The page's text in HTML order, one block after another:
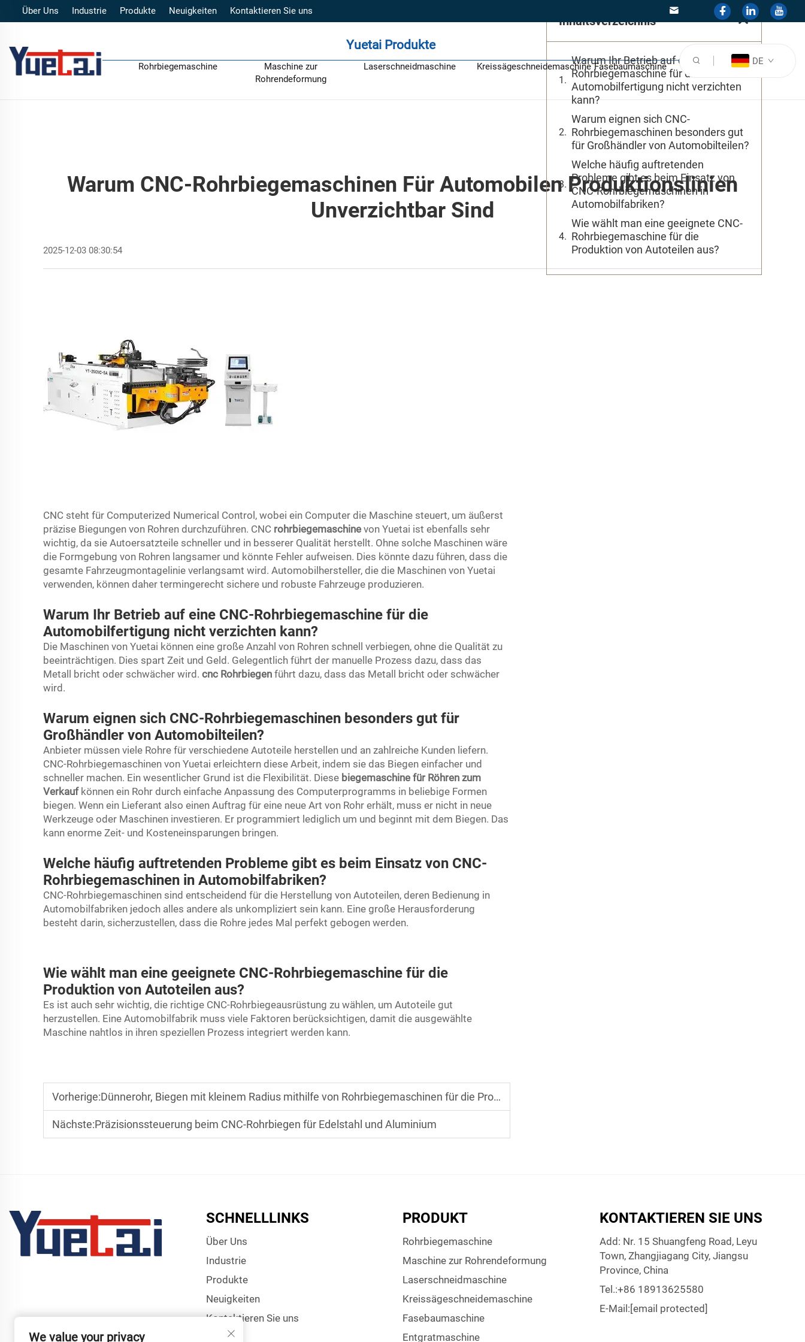
Über Uns Industrie Produkte Neuigkeiten Kontaktieren Sie uns
Yuetai Produkte
Rohrbiegemaschine
Maschine zur
Rohrendeformung
Laserschneidmaschine Kreissägeschneidemaschine Fasebaumaschine DE
Warum CNC-Rohrbiegemaschinen Für Automobilen Produktionslinien
Unverzichtbar Sind
2025-12-03 08:30:54
CNC steht für Computerized Numerical Control, wobei ein Computer die Maschine steuert, um äußerst
präzise Biegungen von Rohren durchzuführen. CNC rohrbiegemaschine von Yuetai ist ebenfalls sehr
wichtig, da sie Autoersatzteile schneller und in besserer Qualität herstellt. Ohne solche Maschinen wäre
die Formgebung von Rohren langsamer und könnte Fehler aufweisen. Dies könnte dazu führen, dass die
gesamte Fahrzeugmontagelinie verlangsamt wird. Automobilhersteller, die die Maschinen von Yuetai
verwenden, können daher termingerecht sichere und robuste Fahrzeuge produzieren.
Warum Ihr Betrieb auf eine CNC-Rohrbiegemaschine für die
Automobilfertigung nicht verzichten kann?
Die Maschinen von Yuetai können eine große Anzahl von Rohren schnell verbiegen, ohne die Qualität zu
beeinträchtigen. Dies spart Zeit und Geld. Gelegentlich führt der manuelle Prozess dazu, dass das
Metall bricht oder schwächer wird. cnc Rohrbiegen führt dazu, dass das Metall bricht oder schwächer
wird.
Warum eignen sich CNC-Rohrbiegemaschinen besonders gut für
Großhändler von Automobilteilen?
Anbieter müssen viele Rohre für verschiedene Autoteile herstellen und an zahlreiche Kunden liefern.
CNC-Rohrbiegemaschinen von Yuetai erleichtern diese Arbeit, indem sie das Biegen einfacher und
schneller machen. Ein wesentlicher Grund ist die Flexibilität. Diese biegemaschine für Röhren zum
Verkauf können ein Rohr durch einfache Anpassung des Computerprogramms in beliebige Formen
biegen. Wenn ein Lieferant also einen Auftrag für eine neue Art von Rohr erhält, muss er nicht in neue
Werkzeuge oder Maschinen investieren. Er programmiert lediglich um und beginnt mit dem Biegen. Das
kann enorme Zeit- und Kosteneinsparungen bringen.
Welche häufig auftretenden Probleme gibt es beim Einsatz von CNC-
Rohrbiegemaschinen in Automobilfabriken?
CNC-Rohrbiegemaschinen sind entscheidend für die Herstellung von Autoteilen, deren Bedienung in
Automobilfabriken jedoch alles andere als unkompliziert sein kann. Eine große Herausforderung
besteht darin, sicherzustellen, dass die Rohre jedes Mal perfekt gebogen werden.
Wie wählt man eine geeignete CNC-Rohrbiegemaschine für die
Produktion von Autoteilen aus?
Es ist auch sehr wichtig, die richtige CNC-Rohrbiegeausrüstung zu wählen, um Autoteile gut
herzustellen. Eine Automobilfabrik muss viele Faktoren berücksichtigen, damit die ausgewählte
Maschine nahtlos in ihren speziellen Prozess integriert werden kann.
Vorherige:Dünnerohr, Biegen mit kleinem Radius mithilfe von Rohrbiegemaschinen für die Produktion von Klimaanlagenleitungen im Automobilbereich
Nächste:Präzisionssteuerung beim CNC-Rohrbiegen für Edelstahl und Aluminium
Inhaltsverzeichnis
Warum Ihr Betrieb auf eine CNC-
Rohrbiegemaschine für die
Automobilfertigung nicht verzichten
kann?
Warum eignen sich CNC-
Rohrbiegemaschinen besonders gut
für Großhändler von Automobilteilen?
Welche häufig auftretenden
Probleme gibt es beim Einsatz von
CNC-Rohrbiegemaschinen in
Automobilfabriken?
Wie wählt man eine geeignete CNC-
Rohrbiegemaschine für die
Produktion von Autoteilen aus?
SCHNELLLINKS
Über Uns
Industrie
Produkte
Neuigkeiten
Kontaktieren Sie uns
PRODUKT
Rohrbiegemaschine
Maschine zur Rohrendeformung
Laserschneidmaschine
Kreissägeschneidemaschine
Fasebaumaschine
Entgratmaschine
KONTAKTIEREN SIE UNS
Add: Nr. 15 Shuangfeng Road, Leyu
Town, Zhangjiagang City, Jiangsu
Province, China
Tel.:+86 18913625580
E-Mail: [email protected]
We value your privacy